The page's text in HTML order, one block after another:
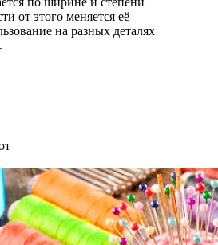
от этого меняется её
на разных деталях